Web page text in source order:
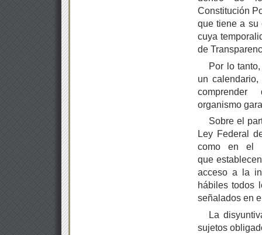
Constitución
que tiene a su
cuya
de
Por lo
un
organismo
Sobre el
Ley Federal
como en el
que
acceso a la
hábiles todos
señalados en
La
sujetos